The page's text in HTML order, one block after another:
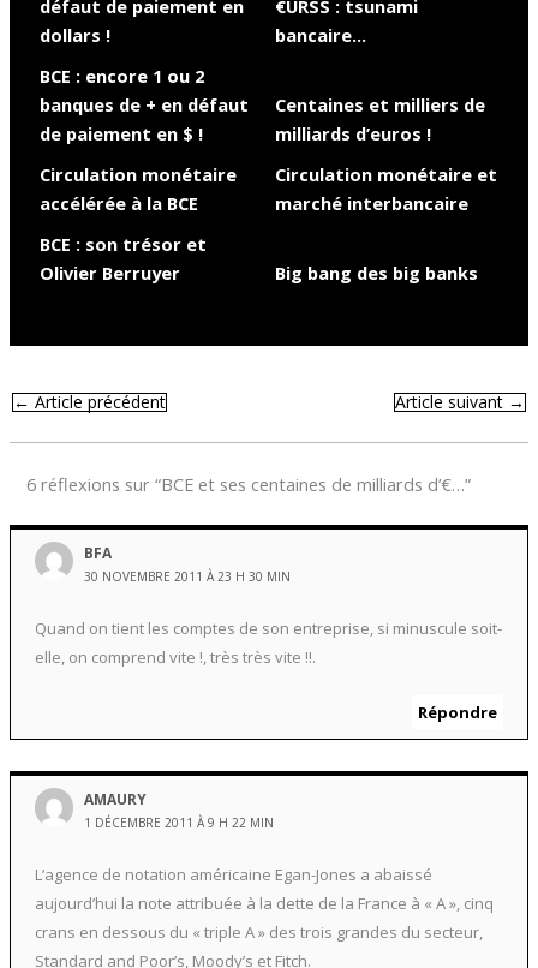
défaut de paiement en
dollars !
€URSS : tsunami
bancaire…
BCE : encore 1 ou 2
banques de + en défaut
de paiement en $ !
Centaines et milliers de
milliards d’euros !
Circulation monétaire
accélérée à la BCE
Circulation monétaire et
marché interbancaire
BCE : son trésor et
Olivier Berruyer
Big bang des big banks
← Article précédent Article suivant →
6 réflexions sur “BCE et ses centaines de milliards d’€…”
BFA
30 NOVEMBRE 2011 À 23 H 30 MIN
Quand on tient les comptes de son entreprise, si minuscule soit-
elle, on comprend vite !, très très vite !!.
Répondre
AMAURY
1 DÉCEMBRE 2011 À 9 H 22 MIN
L’agence de notation américaine Egan-Jones a abaissé
aujourd’hui la note attribuée à la dette de la France à « A », cinq
crans en dessous du « triple A » des trois grandes du secteur,
Standard and Poor’s, Moody’s et Fitch.